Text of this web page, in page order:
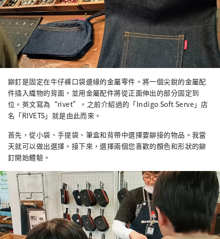
鉚釘是固定在牛仔褲口袋邊緣的金屬零件。將一個尖銳的金屬配
件插入織物的背面，並用金屬配件將從正面伸出的部分固定到
位。英文寫為“rivet”。之前介紹過的「Indigo Soft Serve」店
名「RIVETS」就是由此而來。
首先，從小袋、手提袋、筆盒和背帶中選擇要鉚接的物品。我當
天就可以做出選擇。接下來，選擇兩個您喜歡的顏色和形狀的鉚
釘開始體驗。